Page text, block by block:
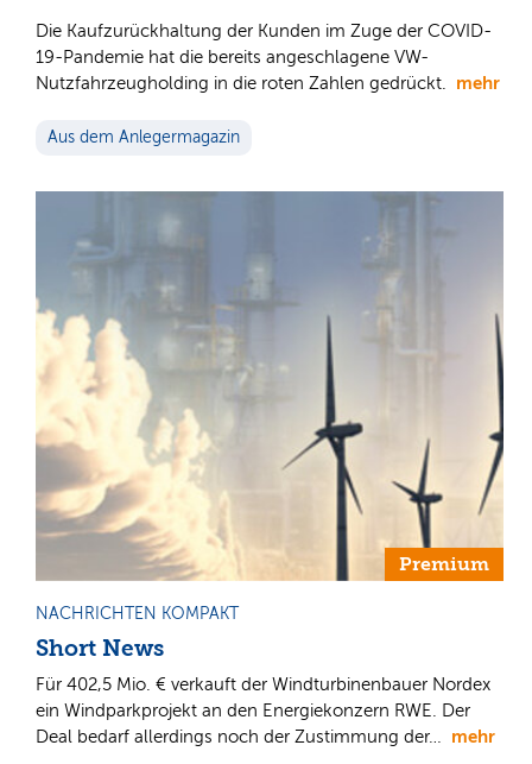
Die Kaufzurückhaltung der Kunden im Zuge der COVID-
19-Pandemie hat die bereits angeschlagene VW-
Nutzfahrzeugholding in die roten Zahlen gedrückt. mehr
Aus dem Anlegermagazin
Premium
NACHRICHTEN KOMPAKT
Short News
Für 402,5 Mio. € verkauft der Windturbinenbauer Nordex
ein Windparkprojekt an den Energiekonzern RWE. Der
Deal bedarf allerdings noch der Zustimmung der… mehr